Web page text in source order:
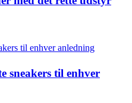
sneakers til enhver